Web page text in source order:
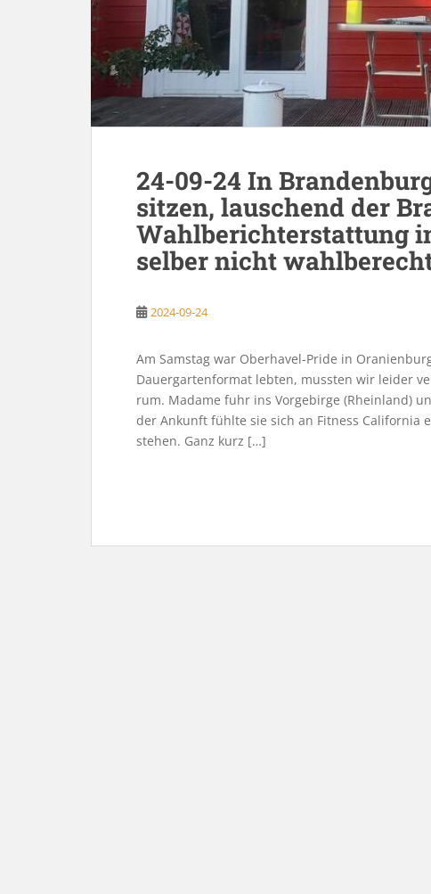
24-09-24 In
sitzen, lauschend der
Wahlberichterstattung
selber nicht
2024-09-24
Am Samstag war Oberhavel-Pride in
Dauergartenformat lebten, mussten wir leider
rum. Madame fuhr ins Vorgebirge (Rheinland)
der Ankunft fühlte sie sich an Fitness California
stehen. Ganz kurz […]